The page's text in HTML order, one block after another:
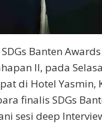
Banten
II, pada
di Hotel Yasmin,
finalis SDGs
sesi deep